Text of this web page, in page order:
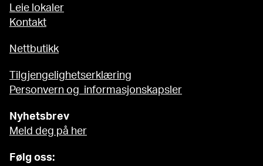
Leie lokaler
Kontakt
Nettbutikk
Tilgjengelighetserklæring
Personvern og informasjonskapsler
Nyhetsbrev
Meld deg på her
Følg oss: